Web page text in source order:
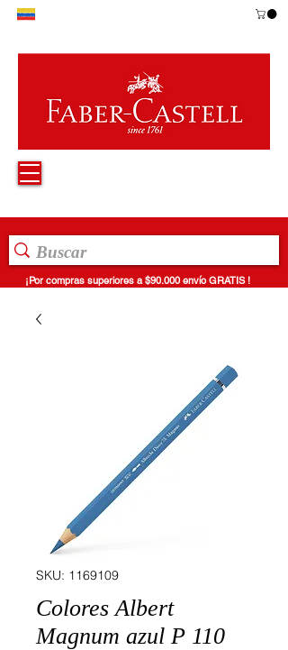
¡Por compras superiores a $90.000 envío GRATIS !
SKU: 1169109
Colores Albert
Magnum azul P 110